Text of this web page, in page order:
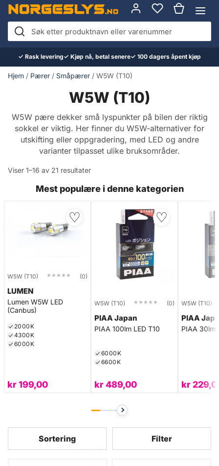
Hopp
innhold
Søk
etter
produktnavn
eller
✓ Rask levering✓ Kjøp nå, betal senere✓ 100 dagers åpent kjøp
Hjem / Pærer / Småpærer / W5W (T10)
W5W (T10)
W5W pære dekker små lyspunkter på bilen der riktig
sokkel er viktig. Her finner du W5W-alternativer for
utskifting eller oppgradering, med LED og andre
varianter tilpasset ulike bruksområder.
Viser 1–16 av 21 resultater
Mest populære i denne kategorien
♡
W5W (T10) ★★★★★
★★★★★ (0)
LUMEN
Lumen W5W LED
(Canbus)
2000K
4300K
6000K
kr199,00
♡
W5W (T10) ★★★★★
★★★★★ (0)
PIAA Japan
PIAA 100lm LED T10
6000K
6600K
kr489,00
W5W (T10)
PIAA
PIAA 30lm
kr
Sortering Filter